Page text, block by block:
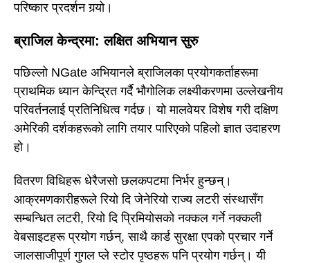
परिष्कार प्रदर्शन गर्‍यो।
ब्राजिल केन्द्रमा: लक्षित अभियान सुरु
पछिल्लो NGate अभियानले ब्राजिलका प्रयोगकर्ताहरूमा
प्राथमिक ध्यान केन्द्रित गर्दै भौगोलिक लक्ष्यीकरणमा उल्लेखनीय
परिवर्तनलाई प्रतिनिधित्व गर्दछ। यो मालवेयर विशेष गरी दक्षिण
अमेरिकी दर्शकहरूको लागि तयार पारिएको पहिलो ज्ञात उदाहरण
हो।
वितरण विधिहरू धेरैजसो छलकपटमा निर्भर हुन्छन्।
आक्रमणकारीहरूले रियो दि जेनेरियो राज्य लटरी संस्थासँग
सम्बन्धित लटरी, रियो दि प्रिमियोसको नक्कल गर्ने नक्कली
वेबसाइटहरू प्रयोग गर्छन्, साथै कार्ड सुरक्षा एपको प्रचार गर्ने
जालसाजीपूर्ण गुगल प्ले स्टोर पृष्ठहरू पनि प्रयोग गर्छन्। यी